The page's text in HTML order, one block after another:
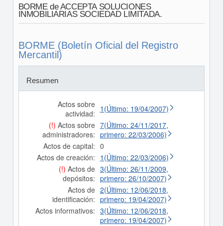
BORME de ACCEPTA SOLUCIONES
INMOBILIARIAS SOCIEDAD LIMITADA.
BORME (Boletín Oficial del Registro
Mercantil)
Resumen
Actos sobre
actividad: 1(Último: 19/04/2007)
(!) Actos sobre
administradores:
7(Último: 24/11/2017,
primero: 22/03/2006)
Actos de capital: 0
Actos de creación: 1(Último: 22/03/2006)
(!) Actos de
depósitos:
3(Último: 26/11/2009,
primero: 26/10/2007)
Actos de
identificación:
2(Último: 12/06/2018,
primero: 19/04/2007)
Actos informativos: 3(Último: 12/06/2018,
primero: 19/04/2007)